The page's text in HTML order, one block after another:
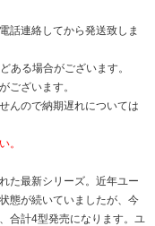
話連絡してから発送致しま
ある場合がございます。
ございます。
んので納期遅れについては
。
た最新シリーズ。近年ユー
態が続いていましたが、今
合計4型発売になります。ユ